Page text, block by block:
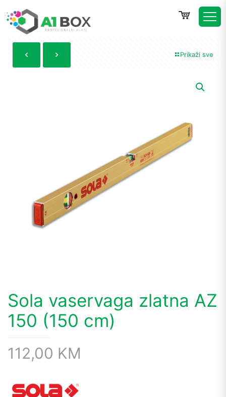
Prikaži sve
Sola vaservaga zlatna AZ
150 (150 cm)
112,00 KM